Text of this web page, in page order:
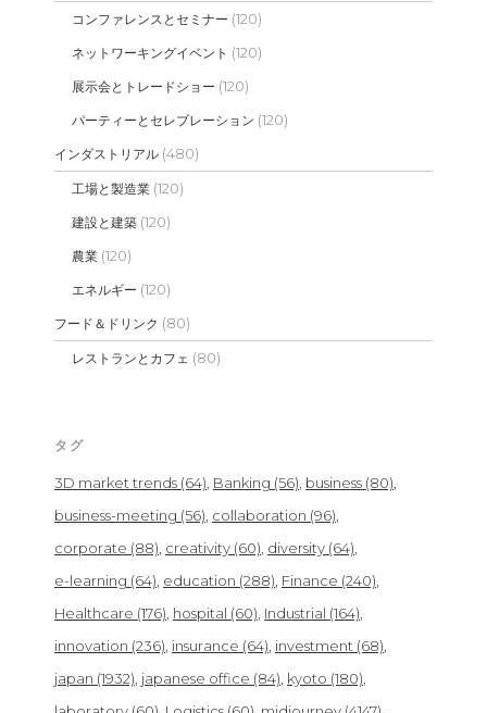
コンファレンスとセミナー (120)
ネットワーキングイベント (120)
展示会とトレードショー (120)
パーティーとセレブレーション (120)
インダストリアル (480)
工場と製造業 (120)
建設と建築 (120)
農業 (120)
エネルギー (120)
フード＆ドリンク (80)
レストランとカフェ (80)
タグ
3D market trends (64) Banking (56) business (80)
business-meeting (56) collaboration (96)
corporate (88) creativity (60) diversity (64)
e-learning (64) education (288) Finance (240)
Healthcare (176) hospital (60) Industrial (164)
innovation (236) insurance (64) investment (68)
japan (1932) japanese office (84) kyoto (180)